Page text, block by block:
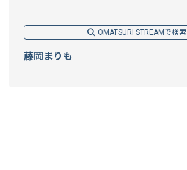
OMATSURI STREAMで検索
藤岡まりも